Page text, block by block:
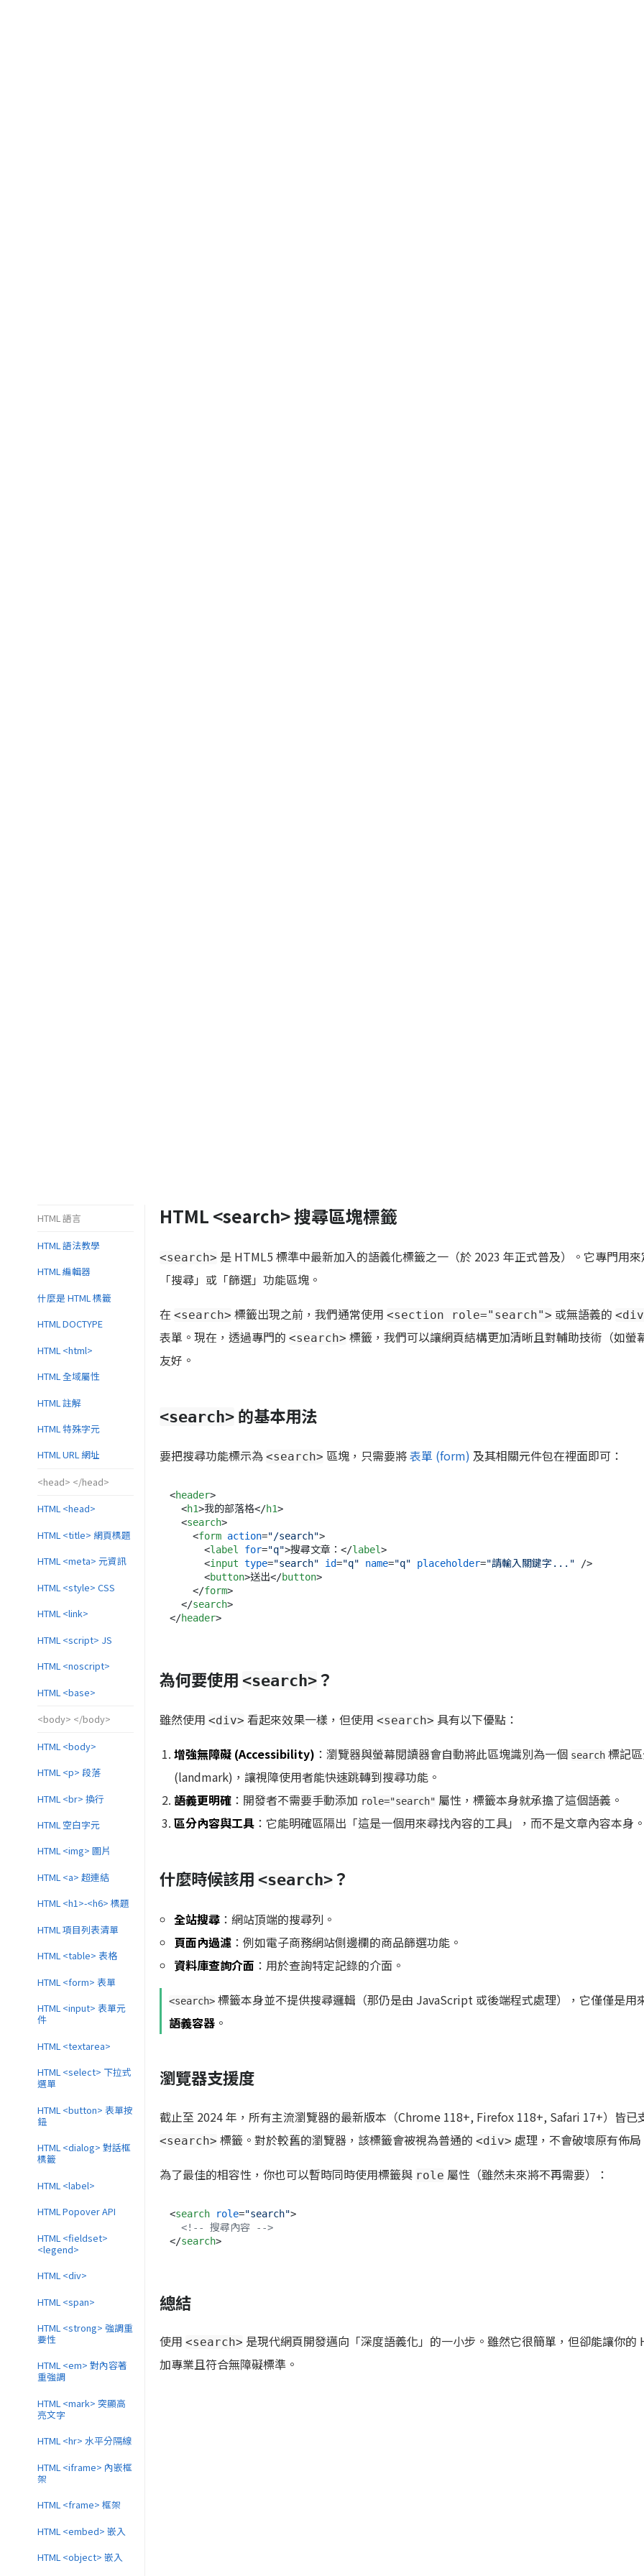
HTML <search> 搜尋區塊標籤
<search> 是 HTML5 標準中最新加入的語義化標籤之一（於 2023 年正式普及）。它專門用
「搜尋」或「篩選」功能區塊。
在 <search> 標籤出現之前，我們通常使用 <section role="search"> 或無語義的
表單。現在，透過專門的 <search> 標籤，我們可以讓網頁結構更加清晰且對輔助技術（如螢
友好。
<search> 的基本用法
要把搜尋功能標示為 <search> 區塊，只需要將表單 (form) 及其相關元件包在裡面即可：
<header>
<h1>我的部落格</h1>
<search>
<form action="/search">
<label for="q">搜尋文章： </label>
<input type="search" id="q" name="q" placeholder="請輸入關鍵字..." />
<button>送出</button>
</form>
</search>
</header>
為何要使用 <search>？
雖然使用 <div> 看起來效果一樣，但使用 <search> 具有以下優點：
增強無障礙 (Accessibility) ：瀏覽器與螢幕閱讀器會自動將此區塊識別為一個 search 標記
(landmark)，讓視障使用者能快速跳轉到搜尋功能。
語義更明確 ：開發者不需要手動添加 role="search" 屬性，標籤本身就承擔了這個語義。
區分內容與工具 ：它能明確區隔出「這是一個用來尋找內容的工具」，而不是文章內容本身
什麼時候該用 <search>？
全站搜尋 ：網站頂端的搜尋列。
頁面內過濾 ：例如電子商務網站側邊欄的商品篩選功能。
資料庫查詢介面 ：用於查詢特定記錄的介面。
<search> 標籤本身並不提供搜尋邏輯（那仍是由 JavaScript 或後端程式處理），它僅僅是用
語義容器 。
瀏覽器支援度
截止至 2024 年，所有主流瀏覽器的最新版本（Chrome 118+, Firefox 118+, Safari 17+）皆已
<search> 標籤。對於較舊的瀏覽器，該標籤會被視為普通的 <div> 處理，不會破壞原有佈
為了最佳的相容性，你也可以暫時同時使用標籤與 role 屬性（雖然未來將不再需要）：
<search role="search">
<!-- 搜尋內容 -->
</search>
總結
使用 <search> 是現代網頁開發邁向「深度語義化」的一小步。雖然它很簡單，但卻能讓你的
加專業且符合無障礙標準。
HTML 語言
HTML 語法教學
HTML 編輯器
什麼是 HTML 標籤
HTML DOCTYPE
HTML <html>
HTML 全域屬性
HTML 註解
HTML 特殊字元
HTML URL 網址
<head> </head>
HTML <head>
HTML <title> 網頁標題
HTML <meta> 元資訊
HTML <style> CSS
HTML <link>
HTML <script> JS
HTML <noscript>
HTML <base>
<body> </body>
HTML <body>
HTML <p> 段落
HTML <br> 換行
HTML 空白字元
HTML <img> 圖片
HTML <a> 超連結
HTML <h1>-<h6> 標題
HTML 項目列表清單
HTML <table> 表格
HTML <form> 表單
HTML <input> 表單元
件
HTML <textarea>
HTML <select> 下拉式
選單
HTML <button> 表單按
鈕
HTML <dialog> 對話框
標籤
HTML <label>
HTML Popover API
HTML <fieldset>
<legend>
HTML <div>
HTML <span>
HTML <strong> 強調重
要性
HTML <em> 對內容著
重強調
HTML <mark> 突顯高
亮文字
HTML <hr> 水平分隔線
HTML <iframe> 內嵌框
架
HTML <frame> 框架
HTML <embed> 嵌入
HTML <object> 嵌入